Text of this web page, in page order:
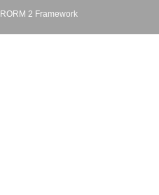
RORM 2 Framework